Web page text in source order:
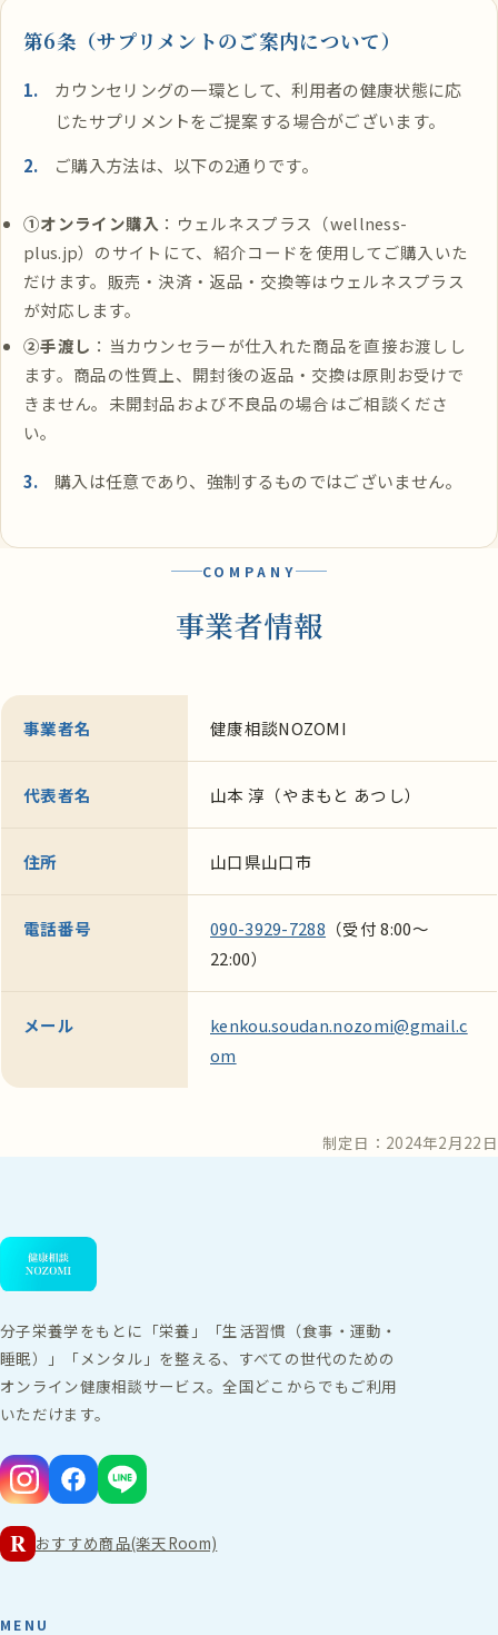
第6条（サプリメントのご案内について）
カウンセリングの一環として、利用者の健康状態に応
じたサプリメントをご提案する場合がございます。
ご購入方法は、以下の2通りです。
①オンライン購入 ：ウェルネスプラス（wellness-
plus.jp）のサイトにて、紹介コードを使用してご購入いた
だけます。販売・決済・返品・交換等はウェルネスプラス
が対応します。
②手渡し ：当カウンセラーが仕入れた商品を直接お渡しし
ます。商品の性質上、開封後の返品・交換は原則お受けで
きません。未開封品および不良品の場合はご相談くださ
い。
購入は任意であり、強制するものではございません。
COMPANY
事業者情報
事業者名 健康相談NOZOMI
代表者名 山本 淳（やまもと あつし）
住所 山口県山口市
電話番号 090-3929-7288 （受付 8:00〜
22:00）
メール
kenkou.soudan.nozomi@gmail.c
om
制定日：2024年2月22日
分子栄養学をもとに「栄養」「生活習慣（食事・運動・
睡眠）」「メンタル」を整える、すべての世代のための
オンライン健康相談サービス。全国どこからでもご利用
いただけます。
R おすすめ商品(楽天Room)
MENU